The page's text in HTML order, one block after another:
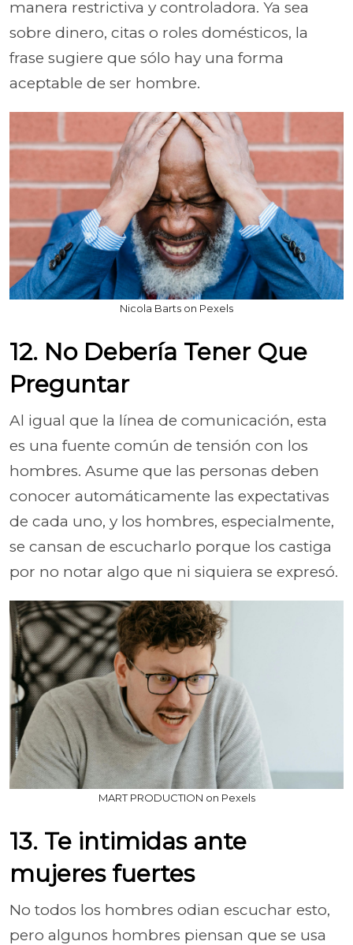
manera restrictiva y controladora. Ya sea
sobre dinero, citas o roles domésticos, la
frase sugiere que sólo hay una forma
aceptable de ser hombre.
Nicola Barts on Pexels
12. No Debería Tener Que
Preguntar
Al igual que la línea de comunicación, esta
es una fuente común de tensión con los
hombres. Asume que las personas deben
conocer automáticamente las expectativas
de cada uno, y los hombres, especialmente,
se cansan de escucharlo porque los castiga
por no notar algo que ni siquiera se expresó.
MART PRODUCTION on Pexels
13. Te intimidas ante
mujeres fuertes
No todos los hombres odian escuchar esto,
pero algunos hombres piensan que se usa